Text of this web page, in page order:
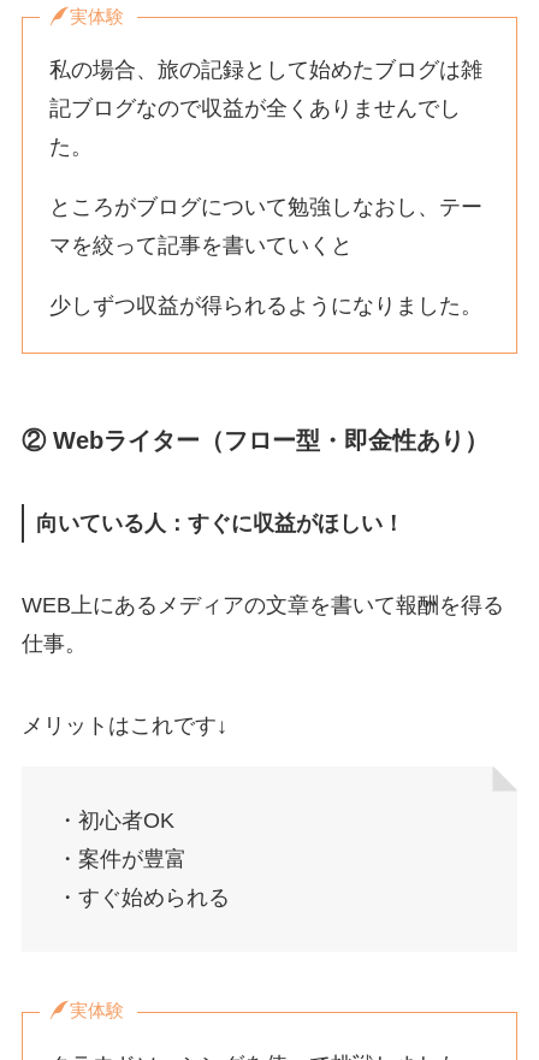
実体験
私の場合、旅の記録として始めたブログは雑
記ブログなので収益が全くありませんでし
た。
ところがブログについて勉強しなおし、テー
マを絞って記事を書いていくと
少しずつ収益が得られるようになりました。
② Webライター（フロー型・即金性あり）
向いている人：すぐに収益がほしい！
WEB上にあるメディアの文章を書いて報酬を得る
仕事。
メリットはこれです↓
・初心者OK
・案件が豊富
・すぐ始められる
実体験